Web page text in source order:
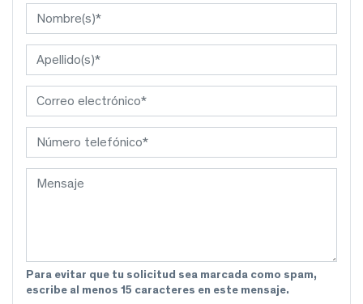
Para evitar que tu solicitud sea marcada como spam,
escribe al menos 15 caracteres en este mensaje.